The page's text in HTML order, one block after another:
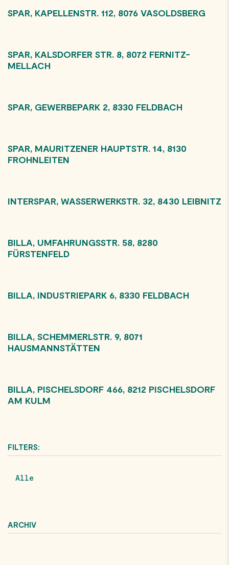
SPAR, KAPELLENSTR. 112, 8076 VASOLDSBERG
SPAR, KALSDORFER STR. 8, 8072 FERNITZ-
MELLACH
SPAR, GEWERBEPARK 2, 8330 FELDBACH
SPAR, MAURITZENER HAUPTSTR. 14, 8130
FROHNLEITEN
INTERSPAR, WASSERWERKSTR. 32, 8430 LEIBNITZ
BILLA, UMFAHRUNGSSTR. 58, 8280
FÜRSTENFELD
BILLA, INDUSTRIEPARK 6, 8330 FELDBACH
BILLA, SCHEMMERLSTR. 9, 8071
HAUSMANNSTÄTTEN
BILLA, PISCHELSDORF 466, 8212 PISCHELSDORF
AM KULM
FILTERS:
Alle
ARCHIV